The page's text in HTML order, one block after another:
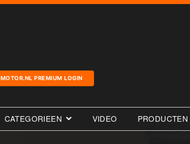
MOTOR.NL PREMIUM LOGIN
CATEGORIEEN VIDEO PRODUCTEN